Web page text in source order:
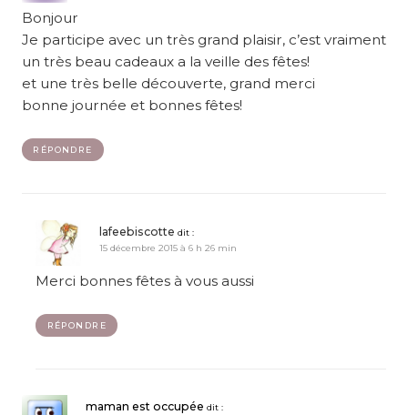
Bonjour
Je participe avec un très grand plaisir, c’est vraiment
un très beau cadeaux a la veille des fêtes!
et une très belle découverte, grand merci
bonne journée et bonnes fêtes!
RÉPONDRE
lafeebiscotte dit :
15 décembre 2015 à 6 h 26 min
Merci bonnes fêtes à vous aussi
RÉPONDRE
maman est occupée dit :